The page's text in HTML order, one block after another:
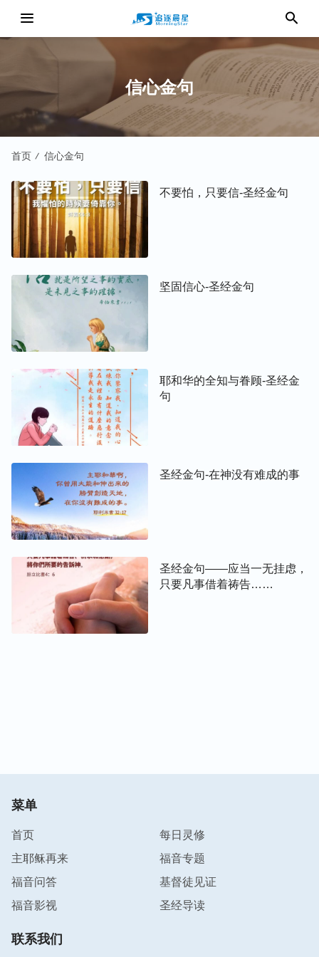
信心金句
首页 / 信心金句
不要怕，只要信-圣经金句
坚固信心-圣经金句
耶和华的全知与眷顾-圣经金
句
圣经金句-在神没有难成的事
圣经金句——应当一无挂虑，
只要凡事借着祷告……
菜单
首页
每日灵修
主耶稣再来
福音专题
福音问答
基督徒见证
福音影视
圣经导读
联系我们